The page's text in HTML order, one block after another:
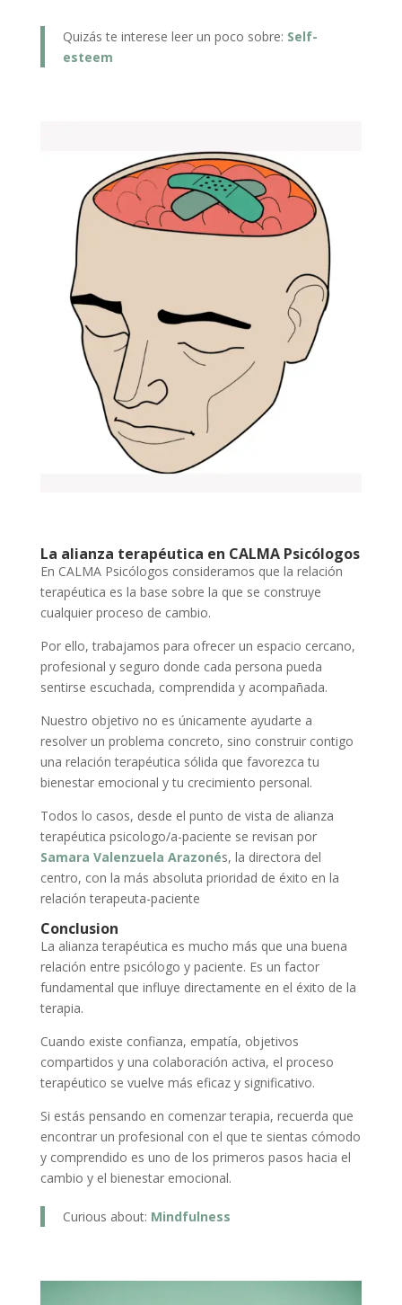
Quizás te interese leer un poco sobre: Self-
esteem
La alianza terapéutica en CALMA Psicólogos
En CALMA Psicólogos consideramos que la relación
terapéutica es la base sobre la que se construye
cualquier proceso de cambio.
Por ello, trabajamos para ofrecer un espacio cercano,
profesional y seguro donde cada persona pueda
sentirse escuchada, comprendida y acompañada.
Nuestro objetivo no es únicamente ayudarte a
resolver un problema concreto, sino construir contigo
una relación terapéutica sólida que favorezca tu
bienestar emocional y tu crecimiento personal.
Todos lo casos, desde el punto de vista de alianza
terapéutica psicologo/a-paciente se revisan por
Samara Valenzuela Arazonés, la directora del
centro, con la más absoluta prioridad de éxito en la
relación terapeuta-paciente
Conclusion
La alianza terapéutica es mucho más que una buena
relación entre psicólogo y paciente. Es un factor
fundamental que influye directamente en el éxito de la
terapia.
Cuando existe confianza, empatía, objetivos
compartidos y una colaboración activa, el proceso
terapéutico se vuelve más eficaz y significativo.
Si estás pensando en comenzar terapia, recuerda que
encontrar un profesional con el que te sientas cómodo
y comprendido es uno de los primeros pasos hacia el
cambio y el bienestar emocional.
Curious about: Mindfulness